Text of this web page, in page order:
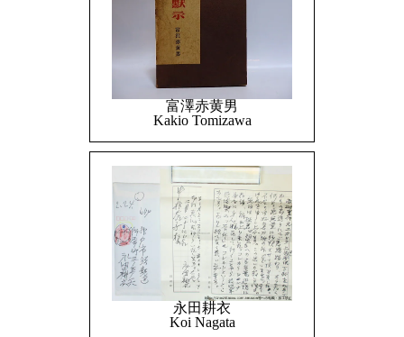
富澤赤黄男
Kakio Tomizawa
永田耕衣
Koi Nagata